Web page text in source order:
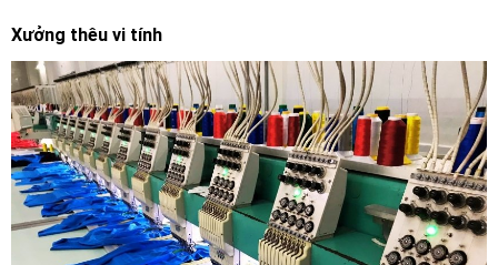
Xưởng thêu vi tính